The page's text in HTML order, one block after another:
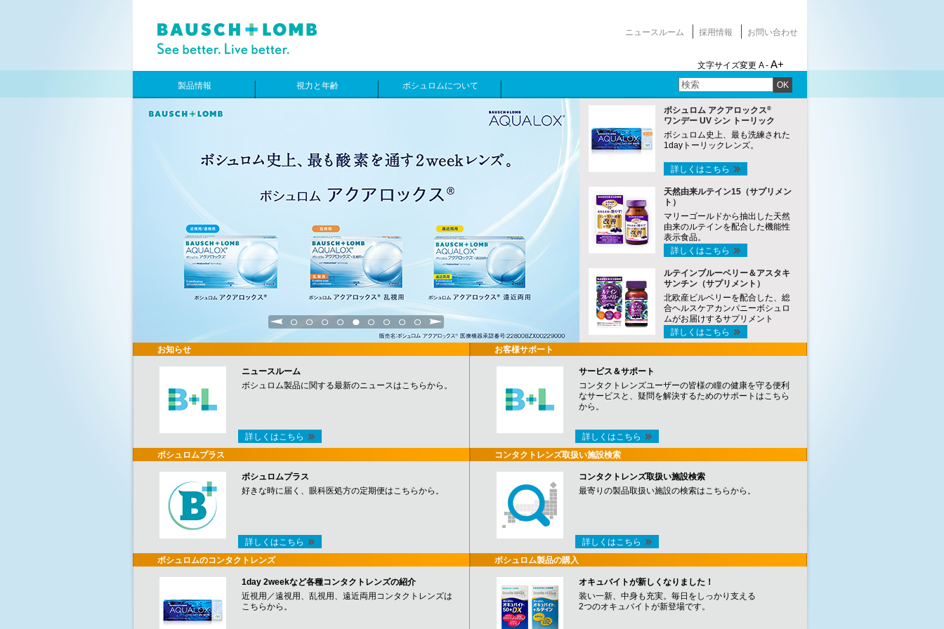
ニュースルーム 採用情報 お問い合わせ
文字サイズ変更 A - A+
OK
製品情報 視力と年齢 ボシュロムについて
1 2 3 4 5 6 7 8 9
ボシュロム アクアロックス®
ワンデー UV シン トーリック
ボシュロム史上、最も洗練された
1dayトーリックレンズ。
詳しくはこちら
天然由来ルテイン15（サプリメン
ト）
マリーゴールドから抽出した天然
由来のルテインを配合した機能性
表示食品。
詳しくはこちら
ルテインブルーベリー＆アスタキ
サンチン（サプリメント）
北欧産ビルベリーを配合した、総
合ヘルスケアカンパニーボシュロ
ムがお届けするサプリメント
詳しくはこちら
お知らせ
ニュースルーム
ボシュロム製品に関する最新のニュースはこちらから。
詳しくはこちら
ボシュロムプラス
ボシュロムプラス
好きな時に届く、眼科医処方の定期便はこちらから。
詳しくはこちら
ボシュロムのコンタクトレンズ
1day 2weekなど各種コンタクトレンズの紹介
近視用／遠視用、乱視用、遠近両用コンタクトレンズは
こちらから。
お客様サポート
サービス＆サポート
コンタクトレンズユーザーの皆様の瞳の健康を守る便利
なサービスと、疑問を解決するためのサポートはこちら
から。
詳しくはこちら
コンタクトレンズ取扱い施設検索
コンタクトレンズ取扱い施設検索
最寄りの製品取扱い施設の検索はこちらから。
詳しくはこちら
ボシュロム製品の購入
オキュバイトが新しくなりました！
装い一新、中身も充実。毎日をしっかり支える
2つのオキュバイトが新登場です。